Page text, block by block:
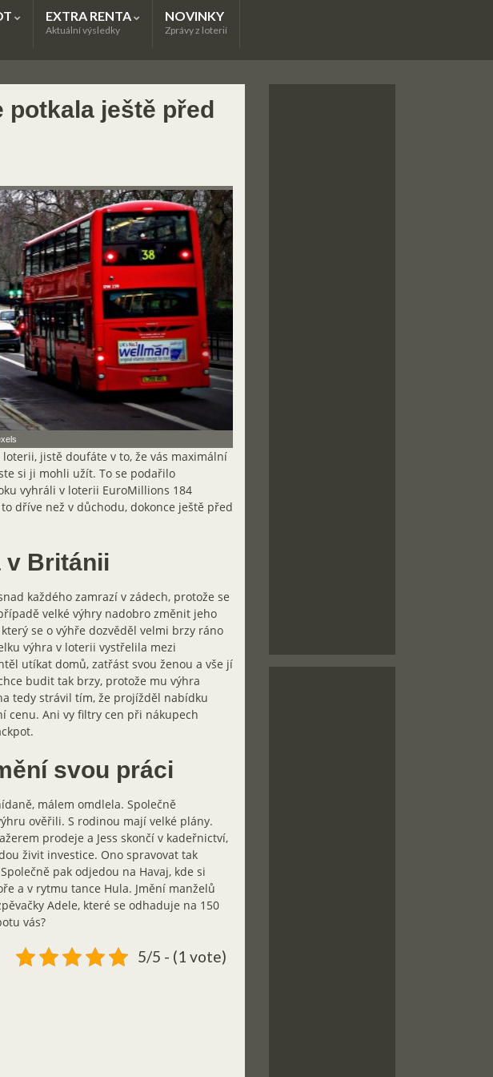
EXTRA RENTA
Aktuální výsledky
NOVINKY
Zprávy z loterií
potkala ještě před
jistě doufáte v to, že vás maximální
si ji mohli užít. To se podařilo
vyhráli v loterii EuroMillions 184
dříve než v důchodu, dokonce ještě před
v Británii
každého zamrazí v zádech, protože se
velké výhry nadobro změnit jeho
se o výhře dozvěděl velmi brzy ráno
výhra v loterii vystřelila mezi
utíkat domů, zatřást svou ženou a vše jí
budit tak brzy, protože mu výhra
tedy strávil tím, že projížděl nabídku
cenu. Ani vy filtry cen při nákupech
svou práci
málem omdlela. Společně
ověřili. S rodinou mají velké plány.
prodeje a Jess skončí v kadeřnictví,
živit investice. Ono spravovat tak
pak odjedou na Havaj, kde si
a v rytmu tance Hula. Jmění manželů
Adele, které se odhaduje na 150
vás?
5/5 - (1 vote)